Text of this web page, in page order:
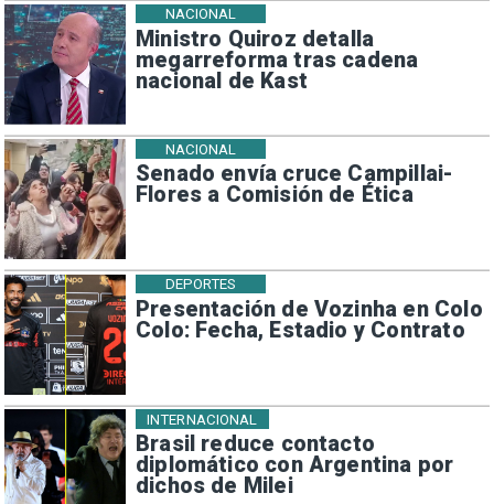
Ministro Quiroz detalla
megarreforma tras cadena
nacional de Kast
NACIONAL
Senado envía cruce Campillai-
Flores a Comisión de Ética
NACIONAL
Presentación de Vozinha en Colo
Colo: Fecha, Estadio y Contrato
DEPORTES
Brasil reduce contacto
diplomático con Argentina por
dichos de Milei
INTERNACIONAL